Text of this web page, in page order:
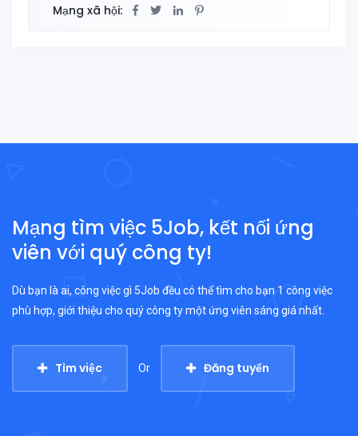
Mạng xã hội:
Mạng tìm việc 5Job, kết nối ứng
viên với quý công ty!
Dù bạn là ai, công việc gì 5Job đều có thể tìm cho bạn 1 công việc
phù hợp, giới thiệu cho quý công ty một ứng viên sáng giá nhất.
Tìm việc Or Đăng tuyển